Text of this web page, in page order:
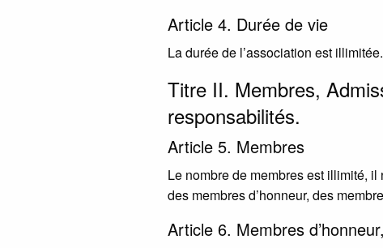
Article 4. Durée de vie
La durée de l’association est illimitée.
Titre II. Membres,
responsabilités.
Article 5. Membres
Le nombre de membres est illimité,
des membres d’honneur, des
Article 6. Membres